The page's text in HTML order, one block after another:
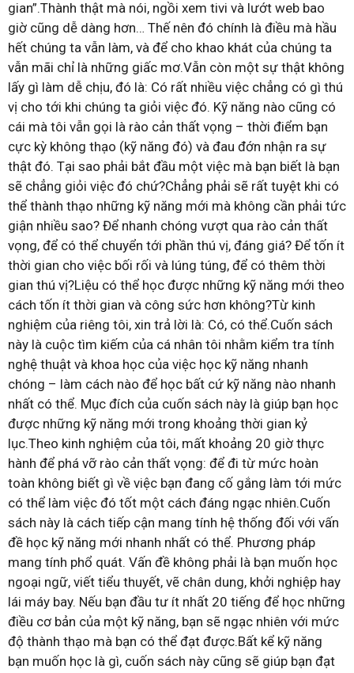
gian”.Thành thật mà nói, ngồi xem tivi và lướt web bao
giờ cũng dễ dàng hơn… Thế nên đó chính là điều mà hầu
hết chúng ta vẫn làm, và để cho khao khát của chúng ta
vẫn mãi chỉ là những giấc mơ.Vẫn còn một sự thật không
lấy gì làm dễ chịu, đó là: Có rất nhiều việc chẳng có gì thú
vị cho tới khi chúng ta giỏi việc đó. Kỹ năng nào cũng có
cái mà tôi vẫn gọi là rào cản thất vọng – thời điểm bạn
cực kỳ không thạo (kỹ năng đó) và đau đớn nhận ra sự
thật đó. Tại sao phải bắt đầu một việc mà bạn biết là bạn
sẽ chẳng giỏi việc đó chứ?Chẳng phải sẽ rất tuyệt khi có
thể thành thạo những kỹ năng mới mà không cần phải tức
giận nhiều sao? Để nhanh chóng vượt qua rào cản thất
vọng, để có thể chuyển tới phần thú vị, đáng giá? Để tốn ít
thời gian cho việc bối rối và lúng túng, để có thêm thời
gian thú vị?Liệu có thể học được những kỹ năng mới theo
cách tốn ít thời gian và công sức hơn không?Từ kinh
nghiệm của riêng tôi, xin trả lời là: Có, có thể.Cuốn sách
này là cuộc tìm kiếm của cá nhân tôi nhằm kiểm tra tính
nghệ thuật và khoa học của việc học kỹ năng nhanh
chóng – làm cách nào để học bất cứ kỹ năng nào nhanh
nhất có thể. Mục đích của cuốn sách này là giúp bạn học
được những kỹ năng mới trong khoảng thời gian kỷ
lục.Theo kinh nghiệm của tôi, mất khoảng 20 giờ thực
hành để phá vỡ rào cản thất vọng: để đi từ mức hoàn
toàn không biết gì về việc bạn đang cố gắng làm tới mức
có thể làm việc đó tốt một cách đáng ngạc nhiên.Cuốn
sách này là cách tiếp cận mang tính hệ thống đối với vấn
đề học kỹ năng mới nhanh nhất có thể. Phương pháp
mang tính phổ quát. Vấn đề không phải là bạn muốn học
ngoại ngữ, viết tiểu thuyết, vẽ chân dung, khởi nghiệp hay
lái máy bay. Nếu bạn đầu tư ít nhất 20 tiếng để học những
điều cơ bản của một kỹ năng, bạn sẽ ngạc nhiên với mức
độ thành thạo mà bạn có thể đạt được.Bất kể kỹ năng
bạn muốn học là gì, cuốn sách này cũng sẽ giúp bạn đạt